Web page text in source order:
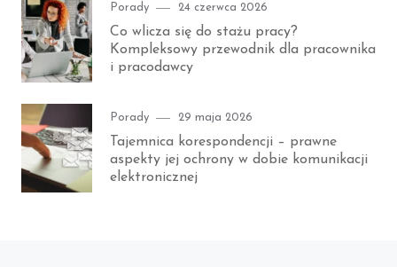
Category
Porady
Posted
24 czerwca 2026
Co wlicza się do stażu pracy?
Kompleksowy przewodnik dla pracownika
i pracodawcy
Category
Porady
Posted
on
29 maja 2026
Tajemnica korespondencji – prawne
aspekty jej ochrony w dobie komunikacji
elektronicznej